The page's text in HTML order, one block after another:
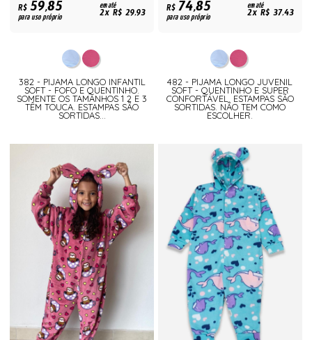
R$59,85
para uso próprio
em até
2x R$ 29,93
382 - PIJAMA LONGO INFANTIL
SOFT - FOFO E QUENTINHO.
SOMENTE OS TAMANHOS 1 2 E 3
TÊM TOUCA. ESTAMPAS SÃO
SORTIDAS...
R$74,85
para uso próprio
em até
2x R$ 37,43
482 - PIJAMA LONGO JUVENIL
SOFT - QUENTINHO E SUPER
CONFORTÁVEL. ESTAMPAS SÃO
SORTIDAS. NÃO TEM COMO
ESCOLHER.